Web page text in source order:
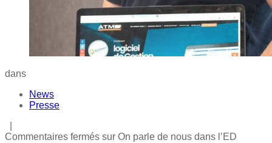
dans
News
Presse
Commentaires fermés sur On parle de nous dans l’ED